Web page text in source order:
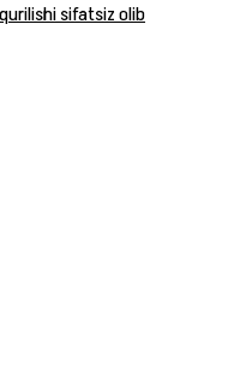
sifatsiz olib